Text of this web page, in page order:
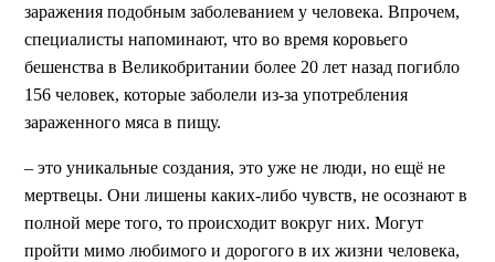
заражения подобным заболеванием у человека. Впрочем,
специалисты напоминают, что во время коровьего
бешенства в Великобритании более 20 лет назад погибло
156 человек, которые заболели из-за употребления
зараженного мяса в пищу.
– это уникальные создания, это уже не люди, но ещё не
мертвецы. Они лишены каких-либо чувств, не осознают в
полной мере того, то происходит вокруг них. Могут
пройти мимо любимого и дорогого в их жизни человека,